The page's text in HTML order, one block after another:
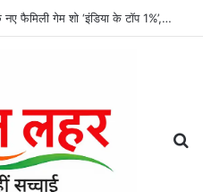
अनिल कपूर होस्ट करेंगे स्टार प्लस के नए फैमिली गेम शो ‘इंडिया के टॉप 1%’, 5 सितंबर से होगा प्रीमियर